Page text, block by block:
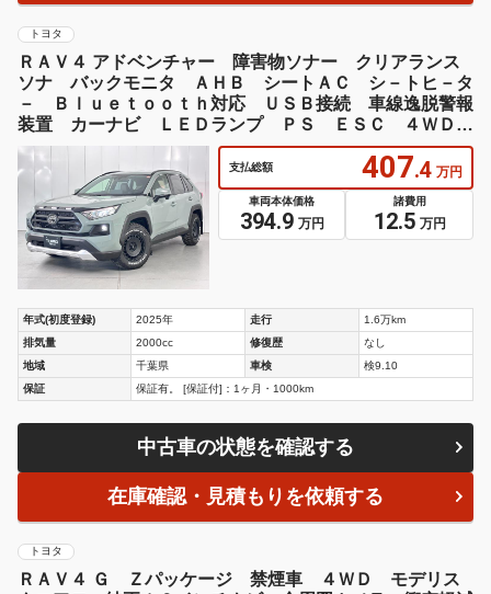
トヨタ
ＲＡＶ４ アドベンチャー 障害物ソナー クリアランス
ソナ バックモニタ ＡＨＢ シートＡＣ シ－トヒ－タ
－ Ｂｌｕｅｔｏｏｔｈ対応 ＵＳＢ接続 車線逸脱警報
装置 カーナビ ＬＥＤランプ ＰＳ ＥＳＣ ４ＷＤ
車 パワーウインドウ
支払総額 407.4 万円
車両本体価格
394.9 万円
諸費用
12.5 万円
年式(初度登録) 2025年 走行
1.6万km
排気量
2000cc 修復歴
なし
地域
千葉県 車検
検9.10
保証
保証有。 [保証付]：1ヶ月・1000km
中古車の状態を確認する
在庫確認・見積もりを依頼する
トヨタ
ＲＡＶ４ Ｇ Ｚパッケージ 禁煙車 ４ＷＤ モデリス